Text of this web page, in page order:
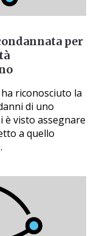
per
riconosciuto la
di uno
è visto assegnare
a quello